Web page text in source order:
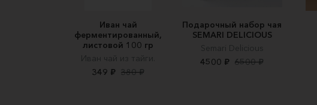
Иван чай
ферментированный,
листовой 100 гр
Иван чай из тайги.
349 ₽ 380 ₽
Подарочный набор чая
SEMARI DELICIOUS
Semari Delicious
4500 ₽ 6500 ₽